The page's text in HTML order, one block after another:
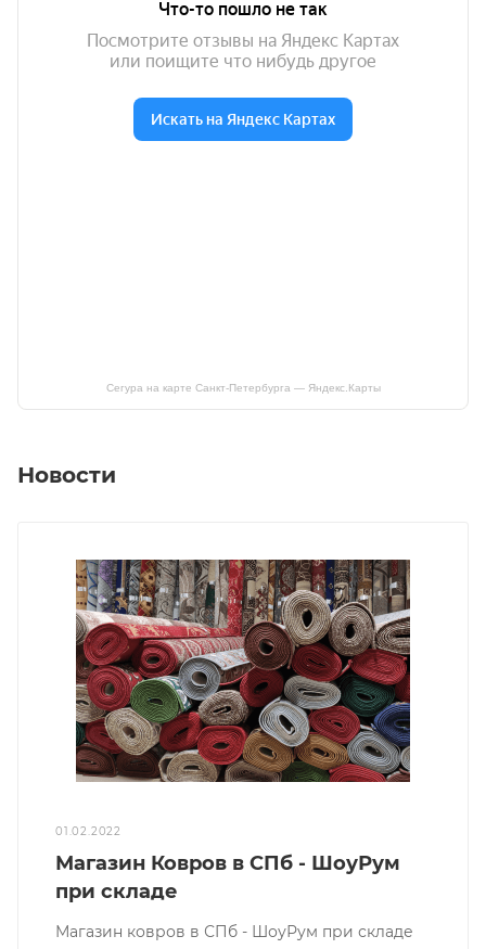
Сегура на карте Санкт‑Петербурга — Яндекс.Карты
Новости
01.02.2022
Магазин Ковров в СПб - ШоуРум
при складе
Магазин ковров в СПб - ШоуРум при складе